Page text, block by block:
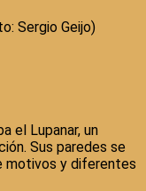
Sergio Geijo)
el Lupanar, un
Sus paredes se
motivos y diferentes